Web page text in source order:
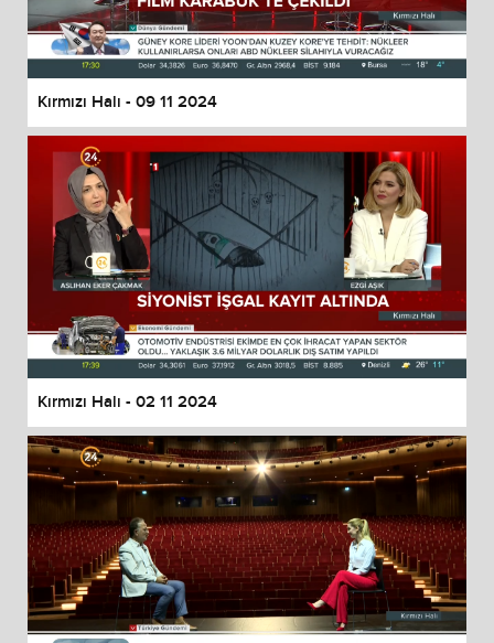
Kırmızı Halı - 09 11 2024
Kırmızı Halı - 02 11 2024